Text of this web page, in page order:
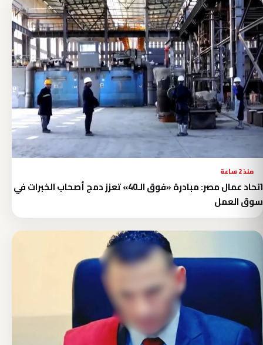
منذ 2 ساعة
اتحاد عمال مصر: مبادرة «فوق الـ40» تعزز دمج أصحاب الخبرات في
سوق العمل